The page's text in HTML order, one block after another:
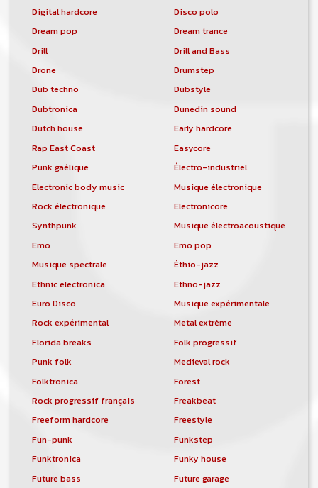
Digital hardcore
Disco polo
Dream pop
Dream trance
Drill
Drill and Bass
Drone
Drumstep
Dub techno
Dubstyle
Dubtronica
Dunedin sound
Dutch house
Early hardcore
Rap East Coast
Easycore
Punk gaélique
Électro-industriel
Electronic body music
Musique électronique
Rock électronique
Electronicore
Synthpunk
Musique électroacoustique
Emo
Emo pop
Musique spectrale
Éthio-jazz
Ethnic electronica
Ethno-jazz
Euro Disco
Musique expérimentale
Rock expérimental
Metal extrême
Florida breaks
Folk progressif
Punk folk
Medieval rock
Folktronica
Forest
Rock progressif français
Freakbeat
Freeform hardcore
Freestyle
Fun-punk
Funkstep
Funktronica
Funky house
Future bass
Future garage